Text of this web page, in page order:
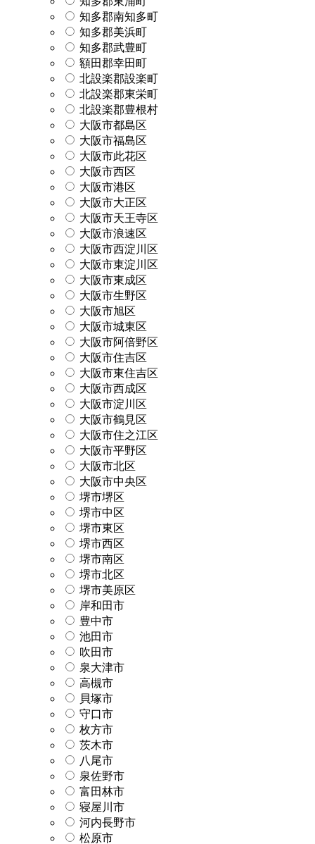
知多郡南知多町
知多郡美浜町
知多郡武豊町
額田郡幸田町
北設楽郡設楽町
北設楽郡東栄町
北設楽郡豊根村
大阪市都島区
大阪市福島区
大阪市此花区
大阪市西区
大阪市港区
大阪市大正区
大阪市天王寺区
大阪市浪速区
大阪市西淀川区
大阪市東淀川区
大阪市東成区
大阪市生野区
大阪市旭区
大阪市城東区
大阪市阿倍野区
大阪市住吉区
大阪市東住吉区
大阪市西成区
大阪市淀川区
大阪市鶴見区
大阪市住之江区
大阪市平野区
大阪市北区
大阪市中央区
堺市堺区
堺市中区
堺市東区
堺市西区
堺市南区
堺市北区
堺市美原区
岸和田市
豊中市
池田市
吹田市
泉大津市
高槻市
貝塚市
守口市
枚方市
茨木市
八尾市
泉佐野市
富田林市
寝屋川市
河内長野市
松原市